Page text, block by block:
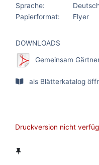
Sprache:
Deutsch
Papierformat:
Flyer
DOWNLOADS
Gemeinsam
als Blätterkatalog
Druckversion nicht